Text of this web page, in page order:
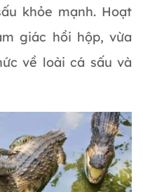
khỏe mạnh. Hoạt
giác hồi hộp, vừa
về loài cá sấu và